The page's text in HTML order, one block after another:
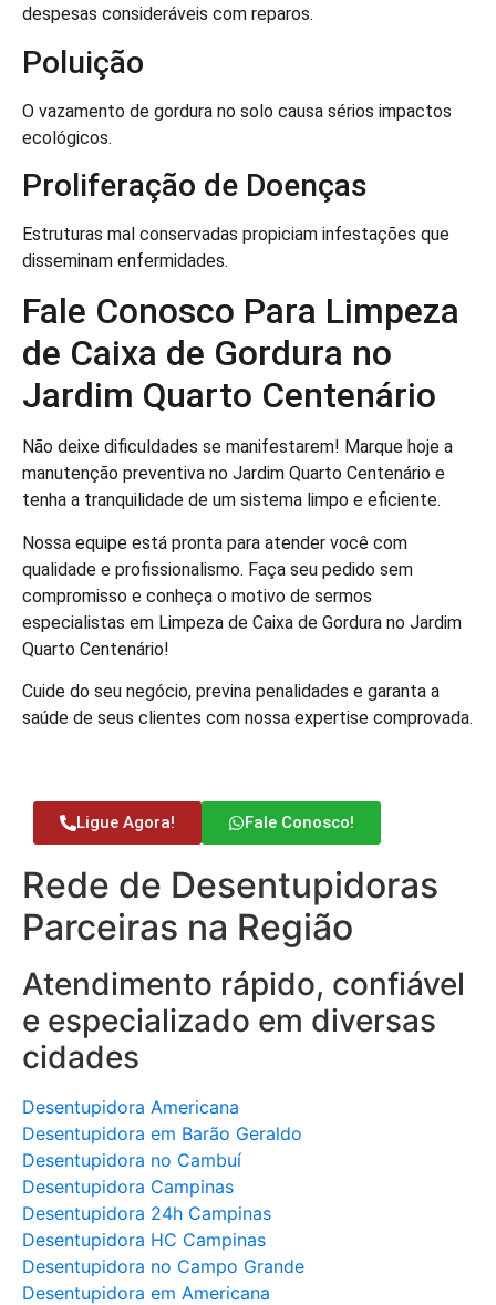
despesas consideráveis com reparos.
Poluição
O vazamento de gordura no solo causa sérios impactos
ecológicos.
Proliferação de Doenças
Estruturas mal conservadas propiciam infestações que
disseminam enfermidades.
Fale Conosco Para Limpeza
de Caixa de Gordura no
Jardim Quarto Centenário
Não deixe dificuldades se manifestarem! Marque hoje a
manutenção preventiva no Jardim Quarto Centenário e
tenha a tranquilidade de um sistema limpo e eficiente.
Nossa equipe está pronta para atender você com
qualidade e profissionalismo. Faça seu pedido sem
compromisso e conheça o motivo de sermos
especialistas em Limpeza de Caixa de Gordura no Jardim
Quarto Centenário!
Cuide do seu negócio, previna penalidades e garanta a
saúde de seus clientes com nossa expertise comprovada.
Ligue Agora! Fale Conosco!
Rede de Desentupidoras
Parceiras na Região
Atendimento rápido, confiável
e especializado em diversas
cidades
Desentupidora Americana
Desentupidora em Barão Geraldo
Desentupidora no Cambuí
Desentupidora Campinas
Desentupidora 24h Campinas
Desentupidora HC Campinas
Desentupidora no Campo Grande
Desentupidora em Americana